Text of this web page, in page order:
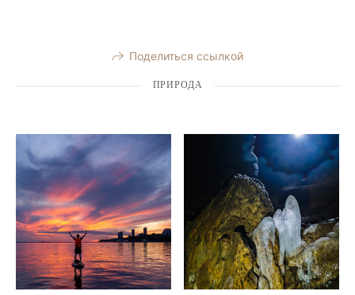
Поделиться ссылкой
ПРИРОДА